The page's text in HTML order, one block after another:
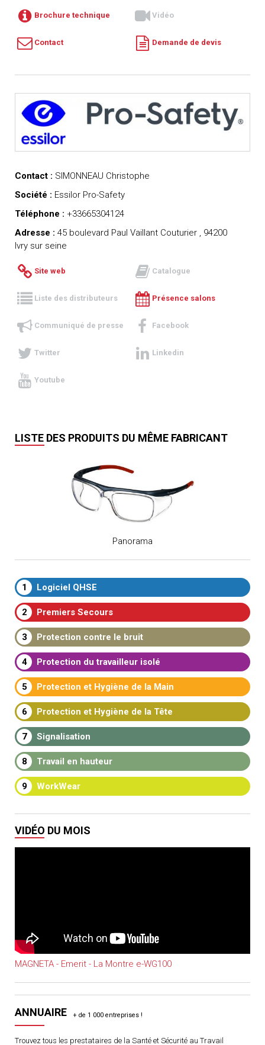
Brochure technique Vidéo
Contact Demande de devis
Contact : SIMONNEAU Christophe
Société : Essilor Pro-Safety
Téléphone : +33665304124
Adresse : 45 boulevard Paul Vaillant Couturier , 94200
Ivry sur seine
Site web Catalogue
Liste des distributeurs Présence salons
Communiqué de presse Facebook
Twitter Linkedin
Youtube
LISTE DES PRODUITS DU MÊME FABRICANT
Panorama
1 Logiciel QHSE
2 Premiers Secours
3 Protection contre le bruit
4 Protection du travailleur isolé
5 Protection et Hygiène de la Main
6 Protection et Hygiène de la Tête
7 Signalisation
8 Travail en hauteur
9 WorkWear
VIDÉO DU MOIS
MAGNETA - Emerit - La Montre e-WG100
ANNUAIRE
Trouvez tous les prestataires de la Santé et Sécurité au Travail